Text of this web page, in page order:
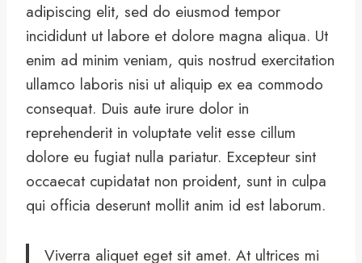
adipiscing elit, sed do eiusmod tempor
incididunt ut labore et dolore magna aliqua. Ut
enim ad minim veniam, quis nostrud exercitation
ullamco laboris nisi ut aliquip ex ea commodo
consequat. Duis aute irure dolor in
reprehenderit in voluptate velit esse cillum
dolore eu fugiat nulla pariatur. Excepteur sint
occaecat cupidatat non proident, sunt in culpa
qui officia deserunt mollit anim id est laborum.
Viverra aliquet eget sit amet. At ultrices mi